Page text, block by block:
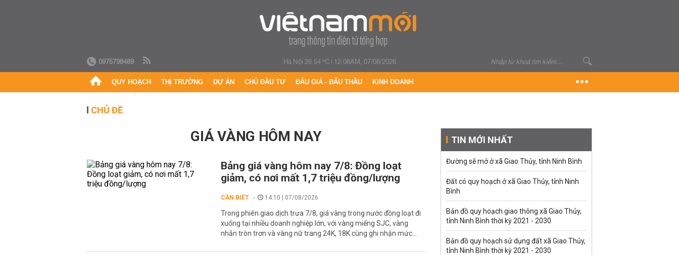
0975798489 Hà Nội 26.54 °C| 12:08AM, 07/08/2026
QUY HOẠCH THỊ TRƯỜNG DỰ ÁN CHỦ ĐẦU TƯ ĐẤU GIÁ - ĐẤU THẦU KINH DOANH
CHỦ ĐỀ
GIÁ VÀNG HÔM NAY
Bảng giá vàng hôm nay 7/8: Đồng loạt
giảm, có nơi mất 1,7 triệu đồng/lượng
CẦN BIẾT 14:10 | 07/08/2026
Trong phiên giao dịch trưa 7/8, giá vàng trong nước đồng loạt đi
xuống tại nhiều doanh nghiệp lớn, với vàng miếng SJC, vàng
nhẫn tròn trơn và vàng nữ trang 24K, 18K cùng ghi nhận mức...
TIN MỚI NHẤT
Đường sẽ mở ở xã Giao Thủy, tỉnh Ninh Bình
Đất có quy hoạch ở xã Giao Thủy, tỉnh Ninh
Bình
Bản đồ quy hoạch giao thông xã Giao Thủy,
tỉnh Ninh Bình thời kỳ 2021 - 2030
Bản đồ quy hoạch sử dụng đất xã Giao Thủy,
tỉnh Ninh Bình thời kỳ 2021 - 2030